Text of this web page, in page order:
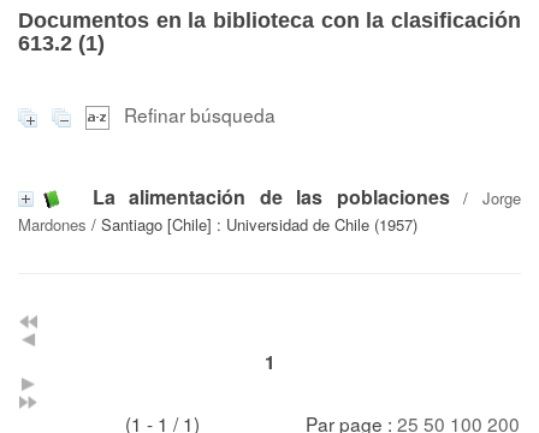
Documentos en la biblioteca con la clasificación
613.2 (1)
Refinar búsqueda
La alimentación de las poblaciones/Jorge
Mardones / Santiago [Chile] : Universidad de Chile (1957)
1
(1 - 1 / 1) Par page : 25 50 100 200